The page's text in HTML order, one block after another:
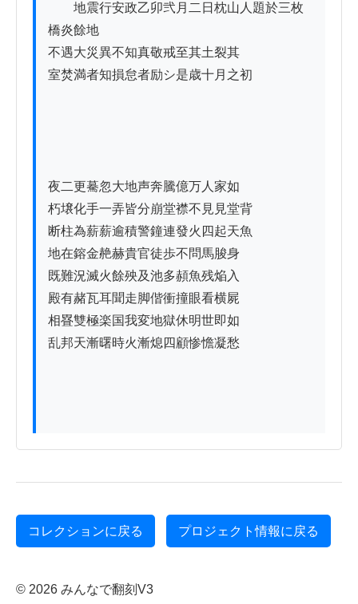
地震行安政乙卯弐月二日枕山人題於三枚
橋炎餘地
不遇大災異不知真敬戒至其土裂其
室焚満者知損怠者励シ是歳十月之初
夜二更驀忽大地声奔騰億万人家如
朽壌化手一弄皆分崩堂襟不見見堂背
断柱為薪薪逾積警鐘連發火四起天魚
地在鎔金赩赫貴官徒歩不問馬脧身
既難況滅火餘殃及池多頳魚残焔入
殿有赭瓦耳聞走脚偕衝撞眼看横屍
相疂雙極楽国我変地獄休明世即如
乱邦天漸曙時火漸熄四顧惨憺凝愁
コレクションに戻る プロジェクト情報に戻る
© 2026 みんなで翻刻V3